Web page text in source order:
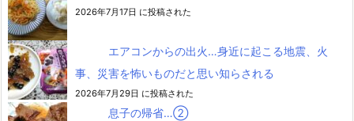
2026年7月17日 に投稿された
エアコンからの出火…身近に起こる地震、火
事、災害を怖いものだと思い知らされる
2026年7月29日 に投稿された
息子の帰省…②